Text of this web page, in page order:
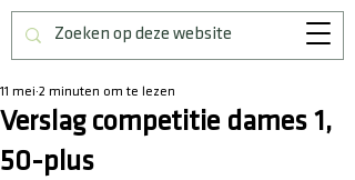
Verslag competitie dames 1,
50-plus
11 mei 2 minuten om te lezen